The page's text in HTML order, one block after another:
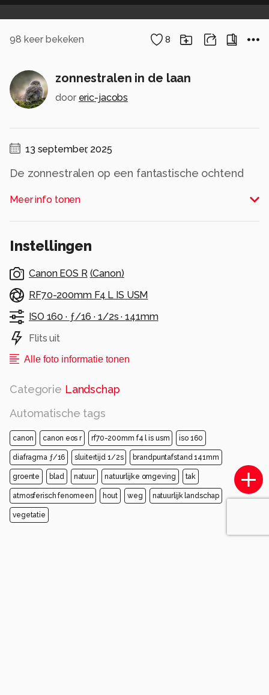
98 keer bekeken 8
zonnestralen in de laan
door eric-jacobs
13 september, 2025
De zonnestralen op een fantastische ochtend
Alle rechten voorbehouden
Meer info tonen
Instellingen
Canon EOS R (Canon)
RF70-200mm F4 L IS USM
ISO 160 · ƒ/16 · 1/2s ·141mm
Flits uit
Alle foto informatie tonen
Categorie Landschap
Automatische tags
canon canon eos r rf70-200mm f4 l is usm iso 160
diafragma ƒ/16 sluitertijd 1/2s brandpuntafstand 141mm
groente blad natuur natuurlijke omgeving tak
atmosferisch fenomeen hout weg natuurlijk landschap
vegetatie